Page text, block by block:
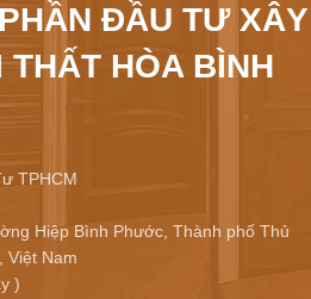
ĐẦU TƯ XÂY
HÒA BÌNH
TPHCM
Hiệp Bình Phước, Thành phố Thủ
Việt Nam
)